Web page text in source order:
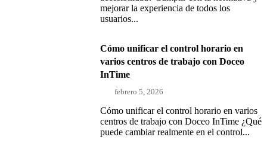
mejorar la experiencia de todos los
usuarios...
Cómo unificar el control horario en
varios centros de trabajo con Doceo
InTime
febrero 5, 2026
Cómo unificar el control horario en varios
centros de trabajo con Doceo InTime ¿Qué
puede cambiar realmente en el control...